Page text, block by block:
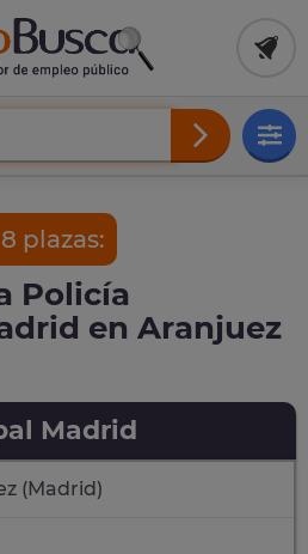
plazas:
Policía
en Aranjuez
Madrid
(Madrid)